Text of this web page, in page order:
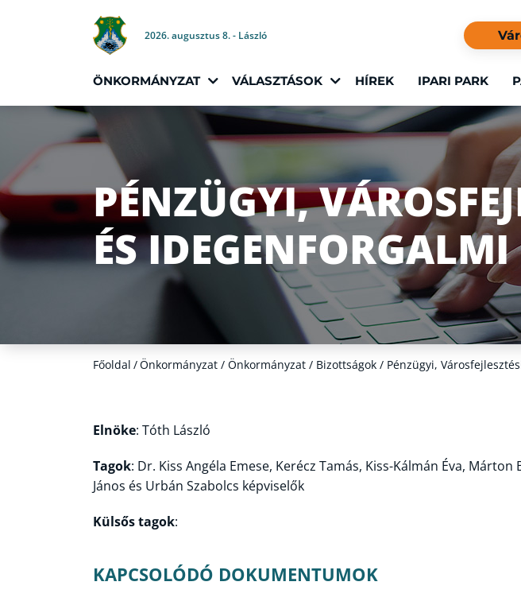
2026. augusztus 8. - László
ÖNKORMÁNYZAT VÁLASZTÁSOK HÍREK IPARI PARK
PÉNZÜGYI,
ÉS
Főoldal /Önkormányzat / Önkormányzat / Bizottságok / Pénzügyi,
Elnöke: Tóth László
Tagok: Dr. Kiss Angéla Emese, Kerécz Tamás, Kiss-Kálmán Éva,
János és Urbán Szabolcs képviselők
Külsős tagok:
KAPCSOLÓDÓ DOKUMENTUMOK